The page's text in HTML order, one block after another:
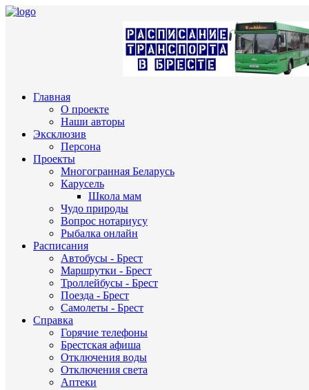
Главная
О проекте
Наши авторы
Эксклюзив
Персона
Проекты
Многогранная Беларусь
Карусель
Школа мам
Чудо природы
Вопрос нотариусу
Рыбалка онлайн
Расписания
Автобусы - Брест
Маршрутки - Брест
Троллейбусы - Брест
Поезда - Брест
Самолеты - Брест
Справка
Горячие телефоны
Брестская афиша
Отключения воды
Отключения света
Аптеки